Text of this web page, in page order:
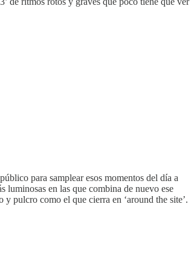
para samplear esos momentos del día a
luminosas en las que combina de nuevo ese
pulcro como el que cierra en ‘around the site’.